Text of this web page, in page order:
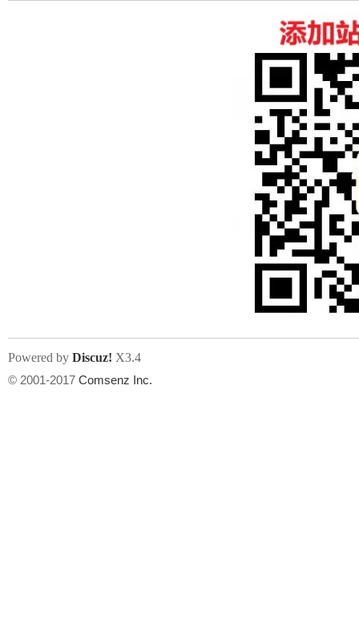
Powered by Discuz! X3.4
© 2001-2017 Comsenz Inc.